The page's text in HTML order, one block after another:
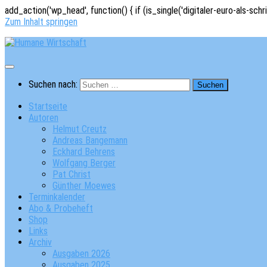
add_action('wp_head', function() { if (is_single('digitaler-euro-als-
Zum Inhalt springen
Suchen nach:
Startseite
Autoren
Helmut Creutz
Andreas Bangemann
Eckhard Behrens
Wolfgang Berger
Pat Christ
Günther Moewes
Terminkalender
Abo & Probeheft
Shop
Links
Archiv
Ausgaben 2026